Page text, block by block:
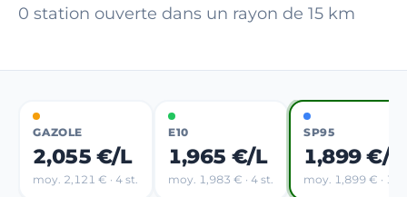
0 station ouverte dans un rayon de 15 km
GAZOLE
2,055 €/L
moy. 2,121 € · 4 st.
E10
1,965 €/L
moy. 1,983 € · 4 st.
SP95
1,899 €/L
moy. 1,899 € · 1